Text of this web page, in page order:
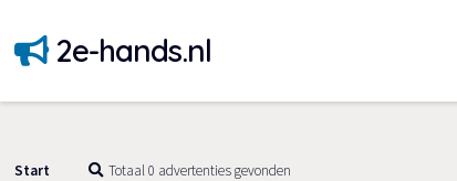
2e-hands.nl
Start Totaal 0 advertenties gevonden